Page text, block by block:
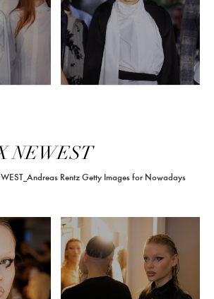
NEWEST
Rentz Getty Images for Nowadays